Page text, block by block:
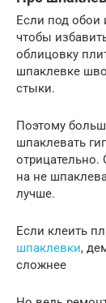
Если под обои
чтобы
облицовку
шпаклевке
стыки.
Поэтому
шпаклевать
на не
лучше.
Если клеить
шпаклевки,
сложнее